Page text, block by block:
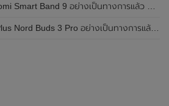
ร้อมหน้าจอ AMOLED ขนาด 1.62 นิ้ว , ตัวเรือนเป็นโลหะ และแบตเตอรี่สุดอึดสามารถใช้งานได้นานถึง 21 วัน
พร้อมระบบตัดเสียงรบกวน (ANC) สามารถลดเสียงรบกวนได้ 49dB และแบตเตอรี่สุดอึดใช้งานได้นานสูงสุดถึง 44 ชั่วโมง